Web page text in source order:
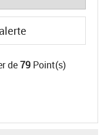
de79Point(s)